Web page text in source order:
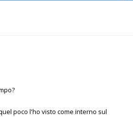
poco l'ho visto come interno sul